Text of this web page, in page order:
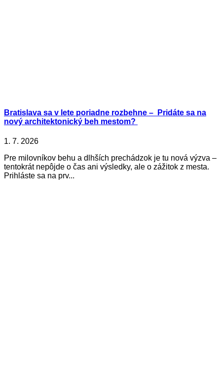
Bratislava sa v lete poriadne rozbehne – Pridáte sa na
nový architektonický beh mestom?
1. 7. 2026
Pre milovníkov behu a dlhších prechádzok je tu nová výzva –
tentokrát nepôjde o čas ani výsledky, ale o zážitok z mesta.
Prihláste sa na prv...